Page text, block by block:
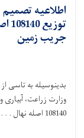
اطلاعیه تصمیم
جریب زمین
بدینوسیله به تاسی
وزارت زراعت، آبیاری
108140 اصله نهال . . .